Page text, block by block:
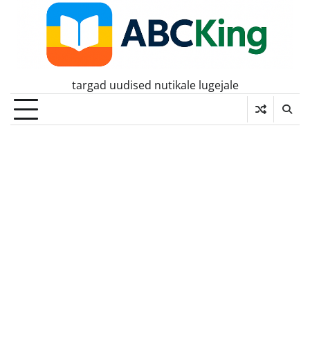
targad uudised nutikale lugejale